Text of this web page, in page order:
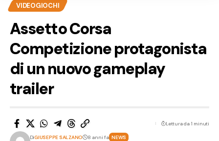
VIDEOGIOCHI
Assetto Corsa
Competizione protagonista
di un nuovo gameplay
trailer
DiGIUSEPPE SALZANO 8 anni fa NEWS
Lettura da 1 minuti